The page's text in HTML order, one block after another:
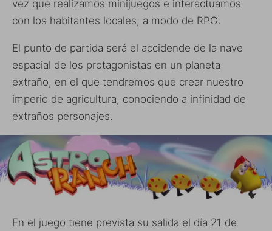
vez que realizamos minijuegos e interactuamos
con los habitantes locales, a modo de RPG.
El punto de partida será el accidende de la nave
espacial de los protagonistas en un planeta
extraño, en el que tendremos que crear nuestro
imperio de agricultura, conociendo a infinidad de
extraños personajes.
En el juego tiene prevista su salida el día 21 de